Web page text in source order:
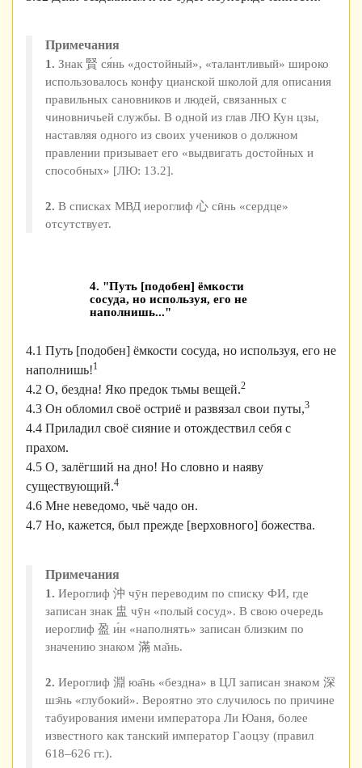
Примечания
1. Знак 賢 ся́нь «достойный», «талантливый» широко
использовалось конфу цианской школой для описания
правильных сановников и людей, связанных с
чиновничьей службы. В одной из глав ЛЮ Кун цзы,
наставляя одного из своих учеников о должном
правлении призывает его «выдвигать достойных и
способных» [ЛЮ: 13.2].
2. В списках МВД иероглиф 心 сӣнь «сердце»
отсутствует.
4. "Путь [подобен] ёмкости
сосуда, но используя, его не
наполнишь..."
4.1 Путь [подобен] ёмкости сосуда, но используя, его не
наполнишь!1
4.2 О, бездна! Яко предок тьмы вещей.2
4.3 Он обломил своё остриё и развязал свои путы,3
4.4 Приладил своё сияние и отождествил себя с
прахом.
4.5 О, залёгший на дно! Но словно и наяву
существующий.4
4.6 Мне неведомо, чьё чадо он.
4.7 Но, кажется, был прежде [верховного] божества.
Примечания
1. Иероглиф 沖 чӯн переводим по списку ФИ, где
записан знак 盅 чӯн «полый сосуд». В свою очередь
иероглиф 盈 и́н «наполнять» записан близким по
значению знаком 滿 ма̌нь.
2. Иероглиф 淵 юа̄нь «бездна» в ЦЛ записан знаком 深
шэ̄нь «глубокий». Вероятно это случилось по причине
табуирования имени императора Ли Юаня, более
известного как танский император Гаоцзу (правил
618–626 гг.).